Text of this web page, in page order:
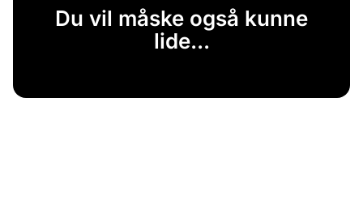
Du vil måske også kunne
lide...